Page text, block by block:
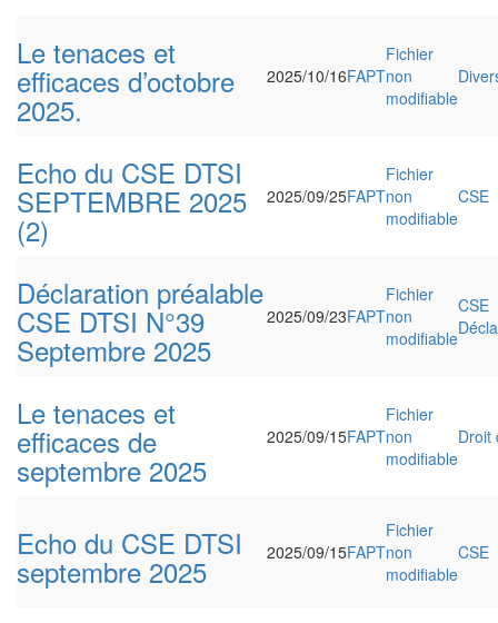
Le tenaces et
efficaces d’octobre
2025.
2025/10/16FAPT
Fichier
non
modifiable
Echo du CSE DTSI
SEPTEMBRE 2025
(2)
2025/09/25FAPT
Fichier
non
modifiable
CSE
Déclaration préalable
CSE DTSI N°39
Septembre 2025
2025/09/23FAPT
Fichier
non
modifiable
CSE
Le tenaces et
efficaces de
septembre 2025
2025/09/15FAPT
Fichier
non
modifiable
Droit
Echo du CSE DTSI
septembre 2025 2025/09/15FAPT
Fichier
non
modifiable
CSE